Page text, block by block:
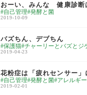
おーい、みんな 健康診断
自己管理 発酵と菌
2019-10-09
バズちん、デブちん
保護猫 チャーリーとバズとジ
2019-04-23
花粉症は「疲れセンサー」
自己管理 発酵と菌 アレルギー
2019-02-01